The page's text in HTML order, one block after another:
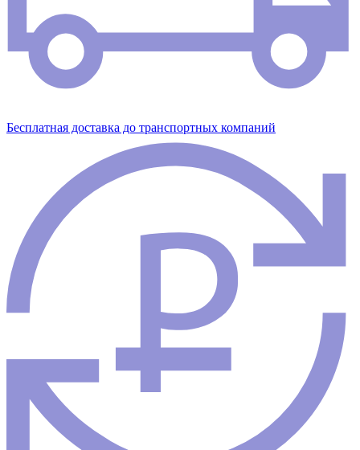
Бесплатная доставка до транспортных компаний